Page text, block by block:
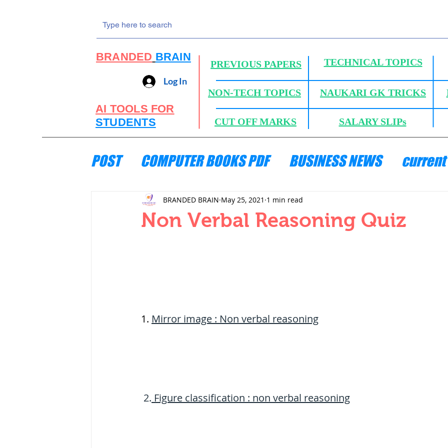
BRANDED BRAIN
PREVIOUS PAPERS TECHNICAL TOPICS
Log In
NON-TECH TOPICS
NAUKARI GK TRICKS
AI TOOLS FOR
STUDENTS
CUT OFF MARKS SALARY SLIPs
POST COMPUTER BOOKS PDF BUSINESS NEWS
ENGINEERING MECHANICS HYDRAULICS AND FLUID
SOIL MECHANICS AND FOUNDATION ENGNN
महाजनपद काल : Mahajanapadas पूर्व मध्यकाल राजपूत
Non Verbal Reasoning Quiz
BRANDED BRAIN May 25, 2021 1 min read
1. Mirror image : Non verbal reasoning
2. Figure classification : non verbal reasoning